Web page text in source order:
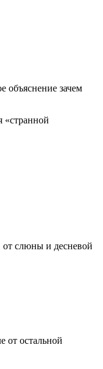
объяснение зачем
«странной
от слюны и десневой
от остальной